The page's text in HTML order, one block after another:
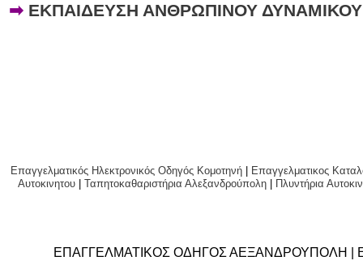
➡ ΕΚΠΑΙΔΕΥΣΗ ΑΝΘΡΩΠΙΝΟΥ ΔΥΝΑΜΙΚΟΥ
ΕΠΑΓΓΕΛΜΑΤΙΚΟΣ ΟΔΗΓΟΣ ΑΕΞΑΝΔΡΟΥΠΟΛΗ
Επαγγελματικός Ηλεκτρονικός Οδηγός Κομοτηνή
Επαγγελματικος
Αυτοκινητου |Ταπητοκαθαριστήρια Αλεξανδρούπολη Πλυντήρια